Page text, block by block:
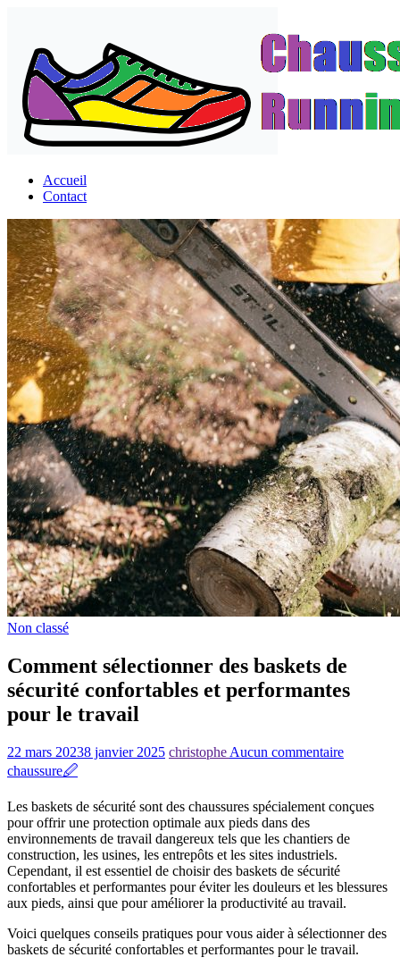
contenu
Accueil
Contact
Non classé
Comment sélectionner des baskets de
sécurité confortables et performantes
pour le travail
22 mars 20238 janvier 2025 christophe Aucun commentaire
chaussure🖉
Les baskets de sécurité sont des chaussures spécialement conçues
pour offrir une protection optimale aux pieds dans des
environnements de travail dangereux tels que les chantiers de
construction, les usines, les entrepôts et les sites industriels.
Cependant, il est essentiel de choisir des baskets de sécurité
confortables et performantes pour éviter les douleurs et les blessures
aux pieds, ainsi que pour améliorer la productivité au travail.
Voici quelques conseils pratiques pour vous aider à sélectionner des
baskets de sécurité confortables et performantes pour le travail.